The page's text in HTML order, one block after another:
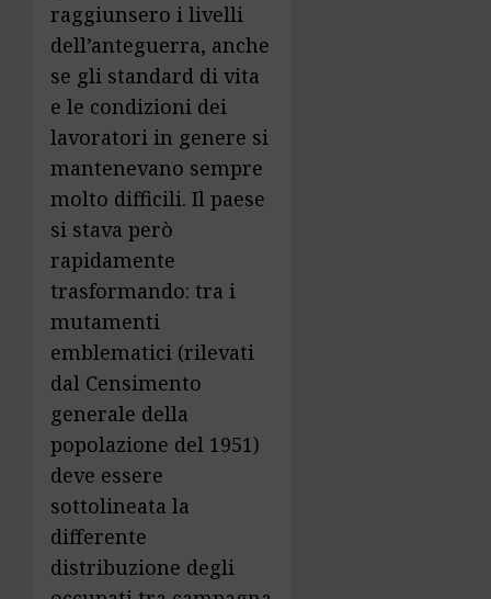
raggiunsero i livelli
dell’anteguerra, anche
se gli standard di vita
e le condizioni dei
lavoratori in genere si
mantenevano sempre
molto difficili. Il paese
si stava però
rapidamente
trasformando: tra i
mutamenti
emblematici (rilevati
dal Censimento
generale della
popolazione del 1951)
deve essere
sottolineata la
differente
distribuzione degli